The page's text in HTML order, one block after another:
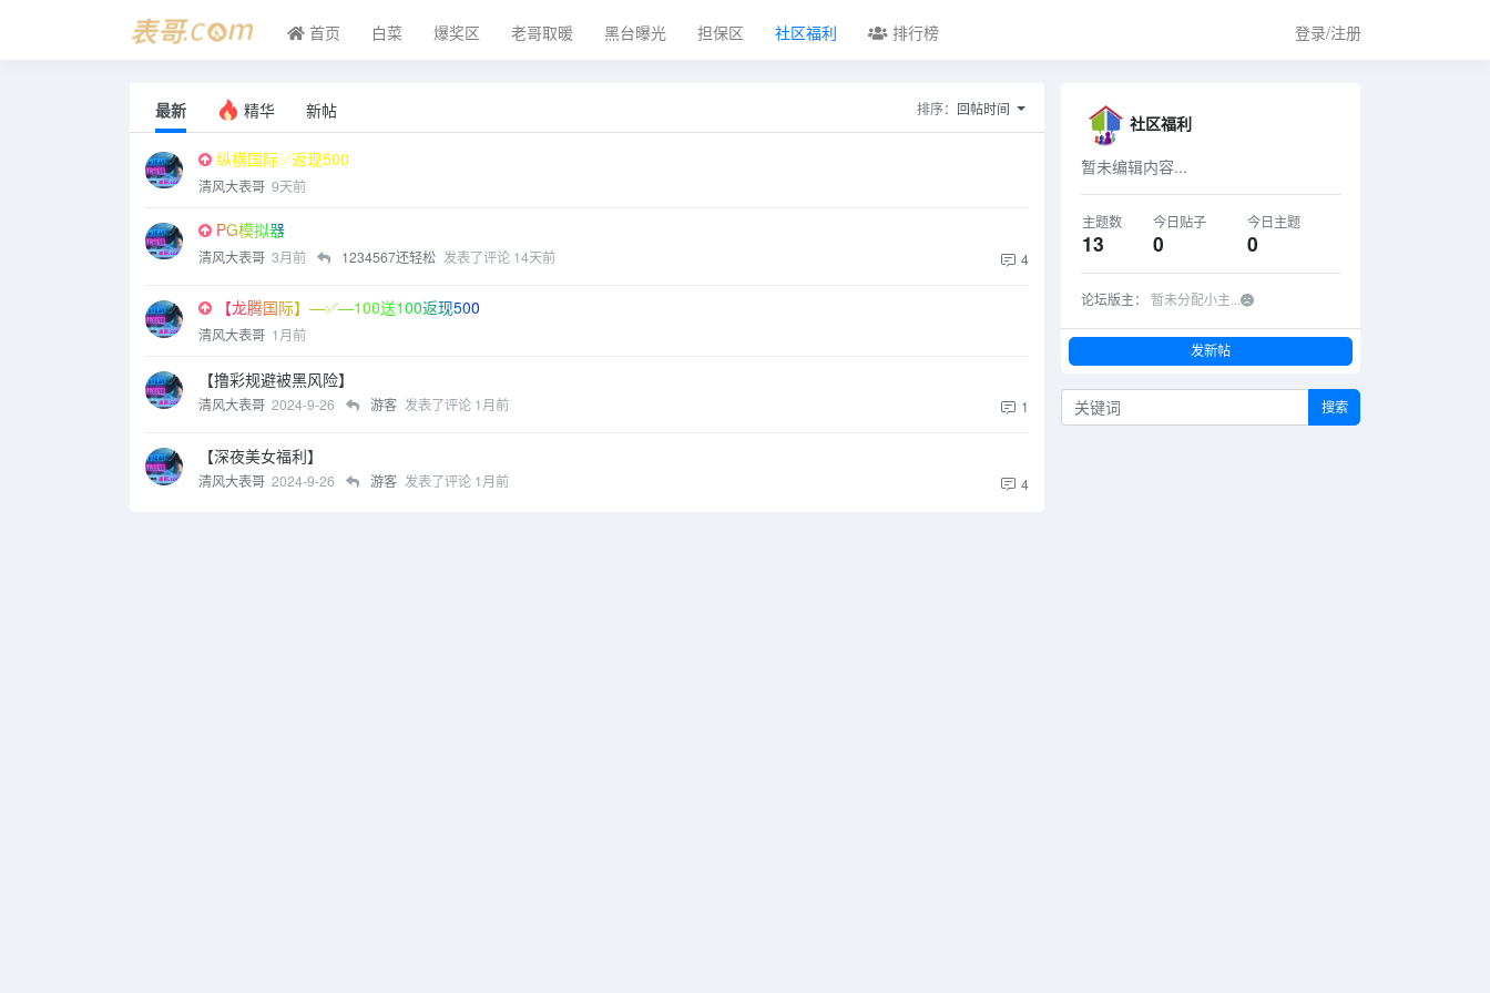
首页 白菜 爆奖区 老哥取暖 黑台曝光 担保区 社区福利 排行榜 登录/注册
最新 精华 新帖 排序： 回帖时间
纵横国际✅返现500
清风大表哥 9天前
PG模拟器
清风大表哥 3月前 1234567还轻松 发表了评论14天前 4
【龙腾国际】—✅—100送100返现500
清风大表哥 1月前
【撸彩规避被黑风险】
清风大表哥 2024-9-26 游客 发表了评论1月前 1
【深夜美女福利】
清风大表哥 2024-9-26 游客 发表了评论1月前 4
社区福利
暂未编辑内容...
主题数
13
今日贴子
0
今日主题
0
论坛版主： 暂未分配小主...
发新帖
搜索